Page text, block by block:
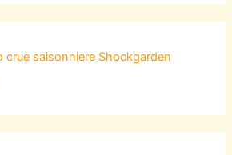
crue saisonniere Shockgarden